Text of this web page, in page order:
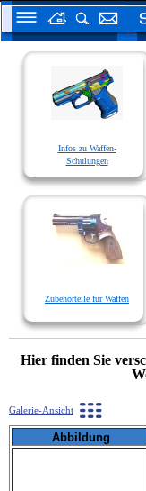
Infos zu Waffen-
Schulungen
Zubehörteile für Waffen
Hier finden Sie
Galerie-Ansicht
Abbildung